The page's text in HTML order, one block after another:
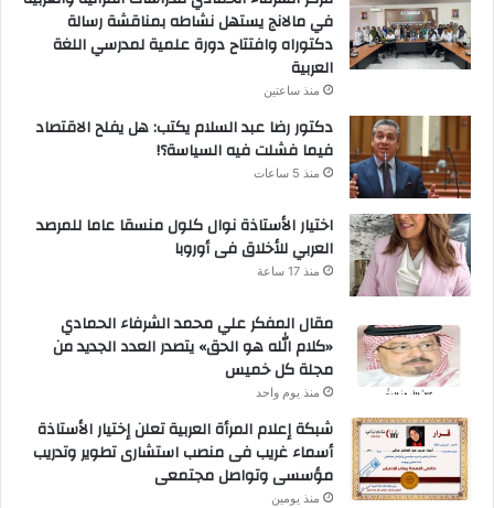
في مالانج يستهل نشاطه بمناقشة رسالة
دكتوراه وافتتاح دورة علمية لمدرسي اللغة
العربية
منذ ساعتين
دكتور رضا عبد السلام يكتب: هل يفلح الاقتصاد
فيما فشلت فيه السياسة؟!
منذ 5 ساعات
اختيار الأستاذة نوال كلول منسقا عاما للمرصد
العربي للأخلاق فى أوروبا
منذ 17 ساعة
مقال المفكر علي محمد الشرفاء الحمادي
«كلام الله هو الحق» يتصدر العدد الجديد من
مجلة كل خميس
منذ يوم واحد
شبكة إعلام المرأة العربية تعلن إختيار الأستاذة
أسماء غريب فى منصب استشارى تطوير وتدريب
مؤسسى وتواصل مجتمعى
منذ يومين